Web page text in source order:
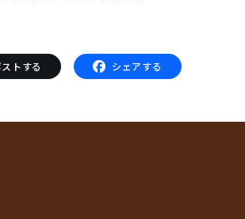
トする シェアする